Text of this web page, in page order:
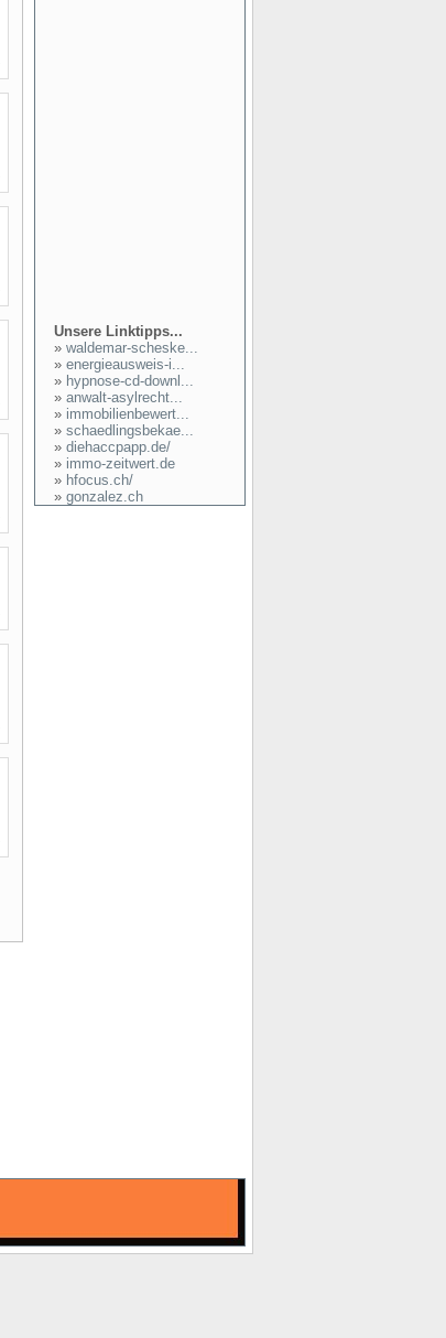
Unsere Linktipps...
» waldemar-scheske...
» energieausweis-i...
» hypnose-cd-downl...
» anwalt-asylrecht...
» immobilienbewert...
» schaedlingsbekae...
» diehaccpapp.de/
» immo-zeitwert.de
» hfocus.ch/
» gonzalez.ch